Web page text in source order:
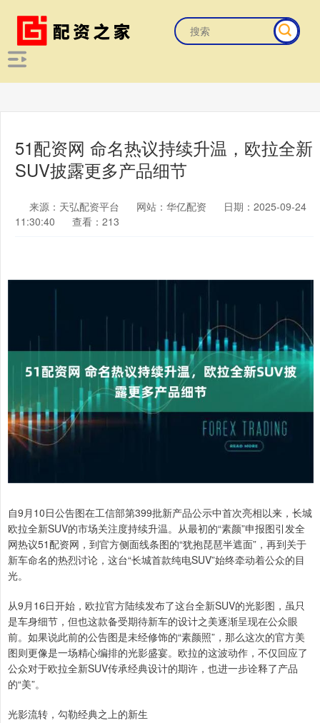
51配资网 命名热议持续升温，欧拉全新
SUV披露更多产品细节
来源：天弘配资平台 网站：华亿配资
日期：2025-09-24
11:30:40
查看：213
自9月10日公告图在工信部第399批新产品公示中首次亮相以来，长城
欧拉全新SUV的市场关注度持续升温。从最初的“素颜”申报图引发全
网热议51配资网，到官方侧面线条图的“犹抱琵琶半遮面”，再到关于
新车命名的热烈讨论，这台“长城首款纯电SUV”始终牵动着公众的目
光。
从9月16日开始，欧拉官方陆续发布了这台全新SUV的光影图，虽只
是车身细节，但也这款备受期待新车的设计之美逐渐呈现在公众眼
前。如果说此前的公告图是未经修饰的“素颜照”，那么这次的官方美
图则更像是一场精心编排的光影盛宴。欧拉的这波动作，不仅回应了
公众对于欧拉全新SUV传承经典设计的期许，也进一步诠释了产品
的“美”。
光影流转，勾勒经典之上的新生